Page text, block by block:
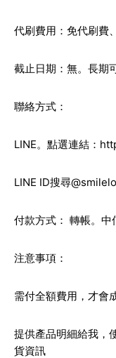
代刷費用：免代刷費
截止日期：無。長期
聯絡方式：
LINE。點選連結：
LINE ID搜尋
付款方式： 轉帳。中
注意事項：
需付全額費用，才會
提供產品明細給我，
貨資訊